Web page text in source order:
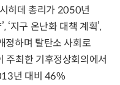
히데 총리가 2050년
‘지구 온난화 대책 계획’,
정하며 탈탄소 사회로
주최한 기후정상회의에서
년 대비 46%